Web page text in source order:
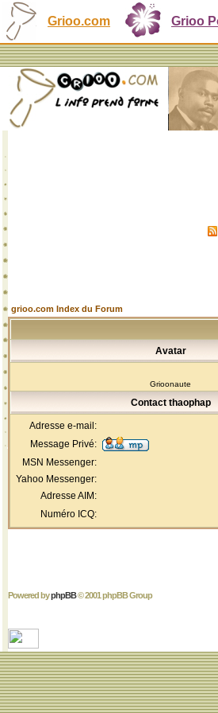
Grioo.com Grioo
grioo.com Index du Forum
Avatar
Grioonaute
Contact thaophap
Adresse e-mail:
Message Privé:
MSN Messenger:
Yahoo Messenger:
Adresse AIM:
Numéro ICQ:
Powered byphpBB© 2001 phpBB Group